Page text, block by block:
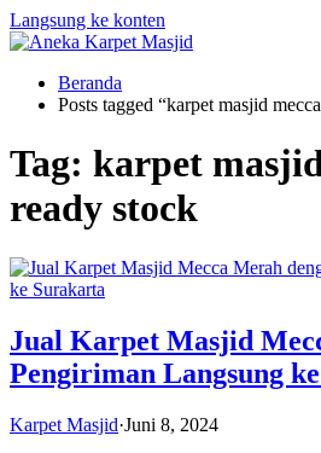
Langsung ke konten
Beranda
Posts tagged “karpet masjid
Tag: karpet
ready stock
Jual Karpet Masjid
Pengiriman Langsung
Karpet Masjid·Juni 8, 2024